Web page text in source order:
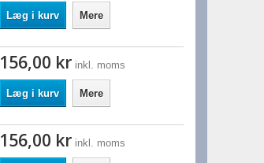
Læg i kurv Mere
156,00 kr inkl. moms
Læg i kurv Mere
156,00 kr inkl. moms